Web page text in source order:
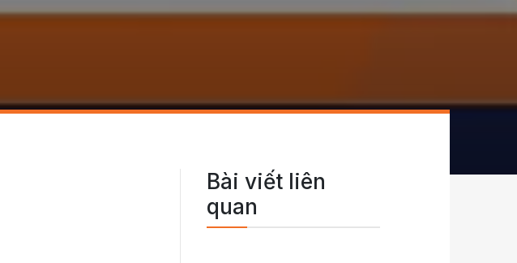
Bài viết liên
quan